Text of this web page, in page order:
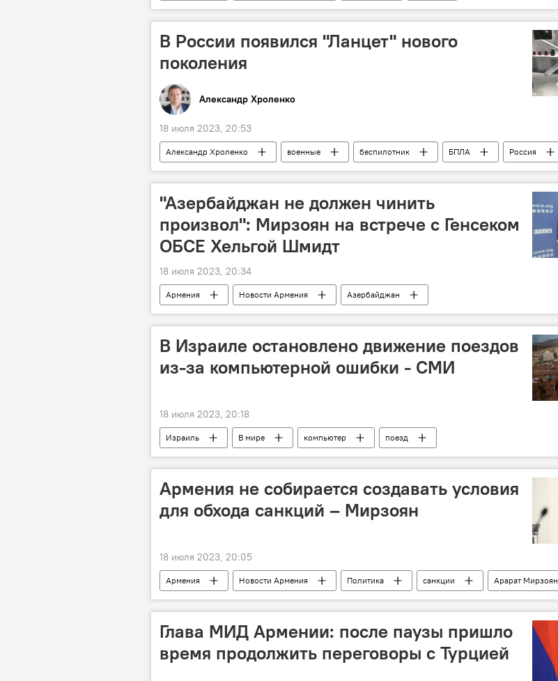
Происшествия и инциденты в Армении
В России появился "Ланцет" нового
поколения
Александр Хроленко
18 июля 2023, 20:53
Александр Хроленко военные беспилотник БПЛА Россия
"Азербайджан не должен чинить
произвол": Мирзоян на встрече с Генсеком
ОБСЕ Хельгой Шмидт
18 июля 2023, 20:34
Армения Новости Армения Азербайджан
В Израиле остановлено движение поездов
из-за компьютерной ошибки - СМИ
18 июля 2023, 20:18
Израиль В мире компьютер поезд
Армения не собирается создавать условия
для обхода санкций – Мирзоян
18 июля 2023, 20:05
Армения Новости Армения Политика санкции Арарат Мирзоян
Глава МИД Армении: после паузы пришло
время продолжить переговоры с Турцией